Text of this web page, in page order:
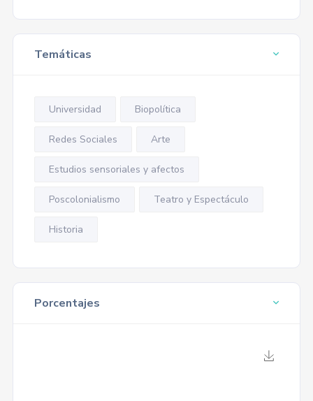
Temáticas
Universidad Biopolítica
Redes Sociales Arte
Estudios sensoriales y afectos
Poscolonialismo Teatro y Espectáculo
Historia
Porcentajes